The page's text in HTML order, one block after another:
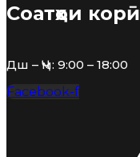
Соатҳои корӣ
Дш – Ҷм: 9:00 – 18:00
Facebook-f